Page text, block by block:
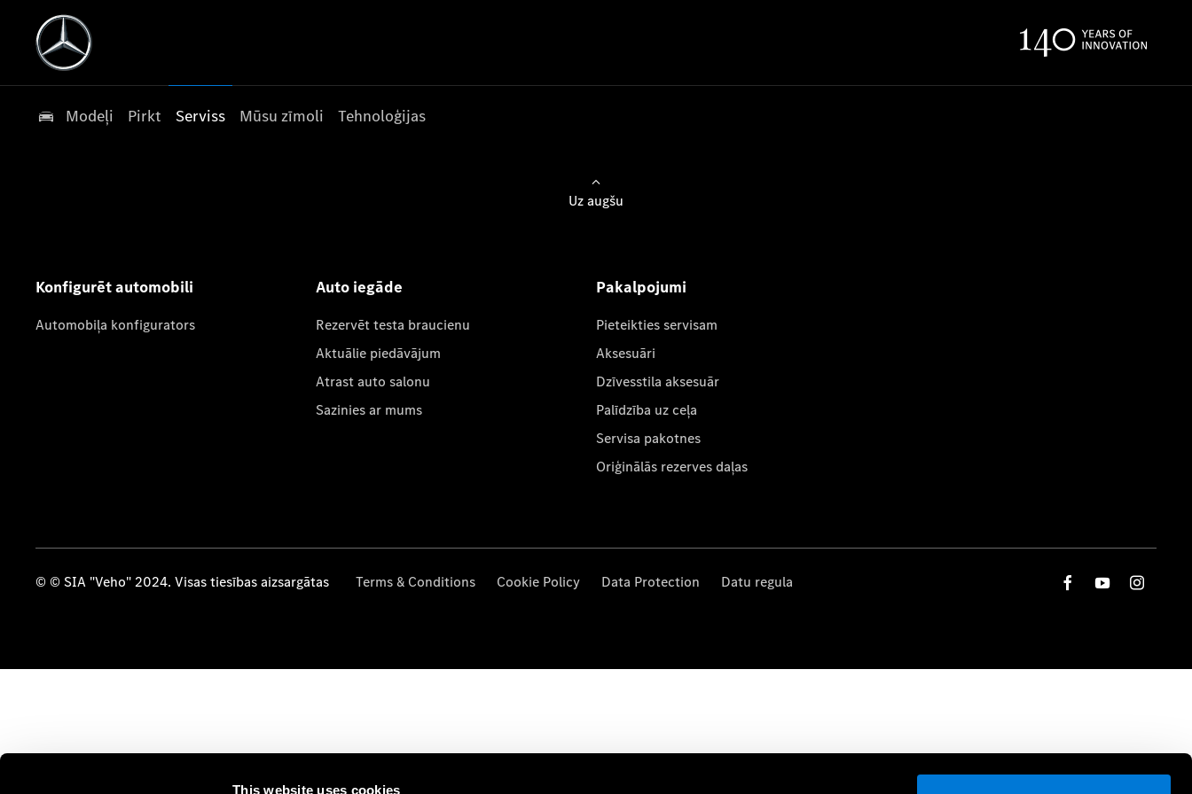
This website uses cookies
Modeļi Pirkt Serviss Mūsu zīmoli Tehnoloģijas
Uz augšu
Konfigurēt automobili
Automobiļa konfigurators
Auto iegāde
Rezervēt testa braucienu
Aktuālie piedāvājum
Atrast auto salonu
Sazinies ar mums
Pakalpojumi
Pieteikties servisam
Aksesuāri
Dzīvesstila aksesuār
Palīdzība uz ceļa
Servisa pakotnes
Oriģinālās rezerves daļas
© © SIA "Veho" 2024. Visas tiesības aizsargātas Terms & Conditions Cookie Policy Data Protection Datu regula